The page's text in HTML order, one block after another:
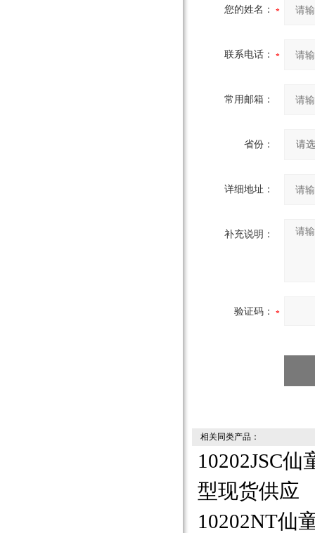
您的姓名：
联系电话：
常用邮箱：
省份：
详细地址：
补充说明：
验证码：
相关同类产品：
10202JSC
型现货供应
10202NT仙